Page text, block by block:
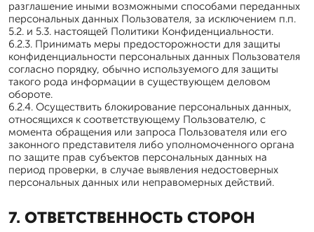
разглашение иными возможными способами переданных
персональных данных Пользователя, за исключением п.п.
5.2. и 5.3. настоящей Политики Конфиденциальности.
6.2.3. Принимать меры предосторожности для защиты
конфиденциальности персональных данных Пользователя
согласно порядку, обычно используемого для защиты
такого рода информации в существующем деловом
обороте.
6.2.4. Осуществить блокирование персональных данных,
относящихся к соответствующему Пользователю, с
момента обращения или запроса Пользователя или его
законного представителя либо уполномоченного органа
по защите прав субъектов персональных данных на
период проверки, в случае выявления недостоверных
персональных данных или неправомерных действий.
7. ОТВЕТСТВЕННОСТЬ СТОРОН